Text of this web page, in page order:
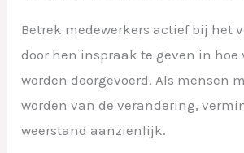
Betrek medewerkers actief bij het
door hen inspraak te geven in hoe
worden doorgevoerd. Als mensen
worden van de verandering,
weerstand aanzienlijk.